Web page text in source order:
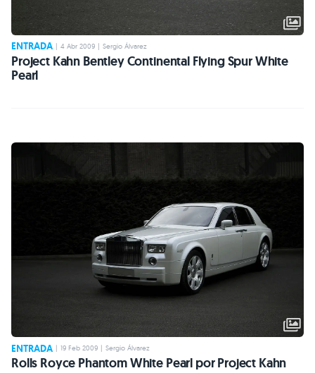
ENTRADA | 4 Abr 2009 | Sergio Álvarez
Project Kahn Bentley Continental Flying Spur White
Pearl
ENTRADA 19 Feb 2009 Sergio Álvarez
Rolls Royce Phantom White Pearl por Project Kahn